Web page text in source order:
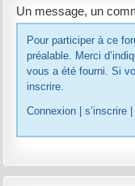
Un message, un
Pour participer à ce forum, vous devez vous enregistrer au
préalable. Merci d’indiquer ci-dessous l’identifiant personnel qui
vous a été fourni. Si vous n’êtes pas enregistré, vous devez vous
inscrire.
Connexion
s’inscrire